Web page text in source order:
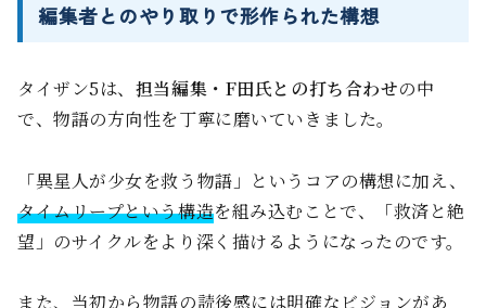
編集者とのやり取りで形作られた構想
タイザン5は、 担当編集・F田氏との打ち合わせの中
で、物語の方向性を丁寧に磨いていきました。
「異星人が少女を救う物語」というコアの構想に加え、
タイムリープという構造を組み込むことで、「救済と絶
望」のサイクルをより深く描けるようになったのです。
また、当初から物語の読後感には明確なビジョンがあ